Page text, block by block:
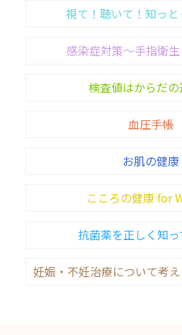
妊娠について考えるスタート
視て！聴いて！知っ
感染症対策〜手指衛
検査値はからだ
血圧手帳
お肌の健康
こころの健康 for
抗菌薬を正しく知っ
妊娠・不妊治療について考